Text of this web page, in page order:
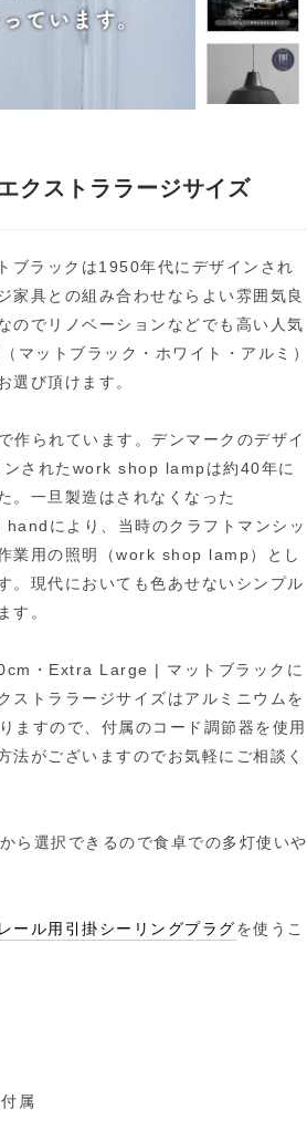
クストララージサイズ
ラックは1950年代にデザインされ
家具との組み合わせならよい雰囲気良
のでリノベーションなどでも高い人気
ットブラック・ホワイト・アルミ）
選び頂けます。
られています。デンマークのデザイ
されたwork shop lampは約40年に
。一旦製造はされなくなった
により、当時のクラフトマンシッ
業用の照明（work shop lamp）とし
。現代においても色あせないシンプル
す。
・Extra Large | マットブラックに
ストララージサイズはアルミニウムを
ますので、付属のコード調節器を使用
がございますのでお気軽にご相談く
ら選択できるので食卓での多灯使いや
レール用引掛シーリングプラグを使うこ
属